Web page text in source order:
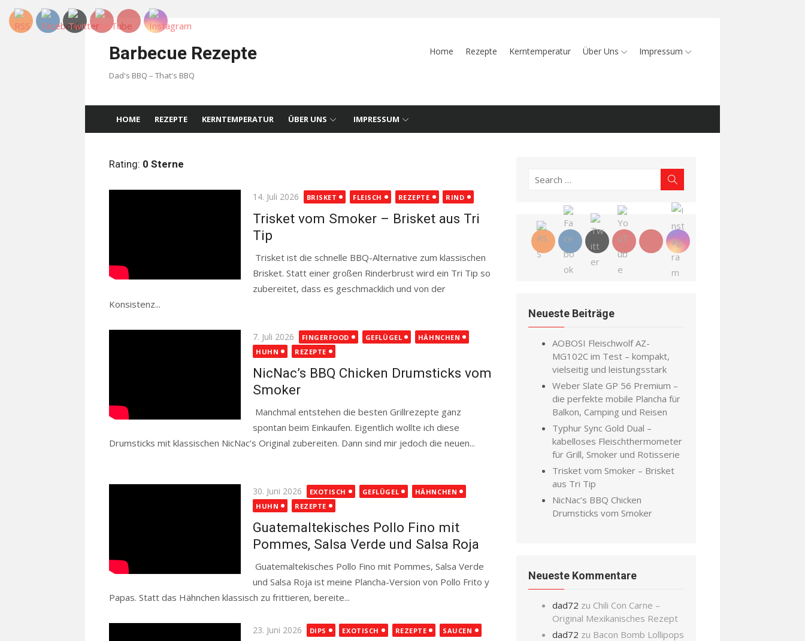
Skip
Barbecue Rezepte
Dad's BBQ – That's BBQ
Home Rezepte Kerntemperatur Über Uns Impressum
HOME REZEPTE KERNTEMPERATUR ÜBER UNS IMPRESSUM
Rating: 0 Sterne
Posted
14. Juli 2026 BRISKET FLEISCH REZEPTE RIND
Trisket vom Smoker – Brisket aus Tri
Tip
Trisket ist die schnelle BBQ-Alternative zum klassischen
Brisket. Statt einer großen Rinderbrust wird ein Tri Tip so
zubereitet, dass es geschmacklich und von der
Konsistenz...
Posted
on
7. Juli 2026 FINGERFOOD GEFLÜGEL
HÄHNCHEN
HUHN
REZEPTE
NicNac’s BBQ Chicken Drumsticks vom
Smoker
Manchmal entstehen die besten Grillrezepte ganz
spontan beim Einkaufen. Eigentlich wollte ich diese
Drumsticks mit klassischen NicNac’s Original zubereiten. Dann sind mir jedoch die neuen...
Posted
on
30. Juni 2026 EXOTISCH GEFLÜGEL
HÄHNCHEN
HUHN
REZEPTE
Guatemaltekisches Pollo Fino mit
Pommes, Salsa Verde und Salsa Roja
Guatemaltekisches Pollo Fino mit Pommes, Salsa Verde
und Salsa Roja ist meine Plancha-Version von Pollo Frito y
Papas. Statt das Hähnchen klassisch zu frittieren, bereite...
Posted
23. Juni 2026 DIPS EXOTISCH REZEPTE SAUCEN
Search
Neueste Beiträge
AOBOSI Fleischwolf AZ-
MG102C im Test – kompakt,
vielseitig und leistungsstark
Weber Slate GP 56 Premium –
die perfekte mobile Plancha für
Balkon, Camping und Reisen
Typhur Sync Gold Dual –
kabelloses Fleischthermometer
für Grill, Smoker und Rotisserie
Trisket vom Smoker – Brisket
aus Tri Tip
NicNac’s BBQ Chicken
Drumsticks vom Smoker
Neueste Kommentare
dad72 zu Chili Con Carne –
Original Mexikanisches Rezept
dad72 zu Bacon Bomb Lollipops